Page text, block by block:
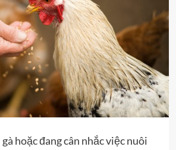
hoặc đang cân nhắc việc nuôi